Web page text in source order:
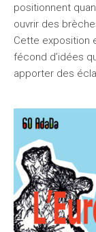
positionnent
ouvrir des
Cette exposition
fécond d’idées
apporter des